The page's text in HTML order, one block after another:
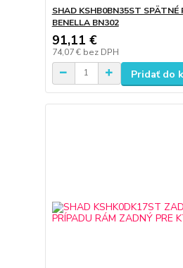
SHAD KSHB0BN35ST SPÄTNÉ
BENELLA BN302
91,11 €
74,07 € bez DPH
Pridať do